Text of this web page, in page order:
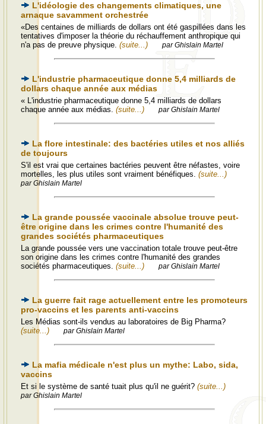
L'idéologie des changements climatiques, une
arnaque savamment orchestrée
«Des centaines de milliards de dollars ont été gaspillées dans les
tentatives d'imposer la théorie du réchauffement anthropique qui
n'a pas de preuve physique. (suite...) par Ghislain Martel
L'industrie pharmaceutique donne 5,4 milliards de
dollars chaque année aux médias
« L'industrie pharmaceutique donne 5,4 milliards de dollars
chaque année aux médias. (suite...) par Ghislain Martel
La flore intestinale: des bactéries utiles et nos alliés
de toujours
S'il est vrai que certaines bactéries peuvent être néfastes, voire
mortelles, les plus utiles sont vraiment bénéfiques. (suite...)
par Ghislain Martel
La grande poussée vaccinale absolue trouve peut-
être origine dans les crimes contre l'humanité des
grandes sociétés pharmaceutiques
La grande poussée vers une vaccination totale trouve peut-être
son origine dans les crimes contre l'humanité des grandes
sociétés pharmaceutiques. (suite...) par Ghislain Martel
La guerre fait rage actuellement entre les promoteurs
pro-vaccins et les parents anti-vaccins
Les Médias sont-ils vendus au laboratoires de Big Pharma?
(suite...)
par Ghislain Martel
La mafia médicale n'est plus un mythe: Labo, sida,
vaccins
Et si le système de santé tuait plus qu'il ne guérit? (suite...)
par Ghislain Martel